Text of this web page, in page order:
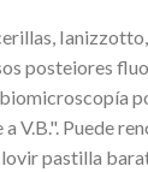
posteiores
V.B.". Puede
pastilla